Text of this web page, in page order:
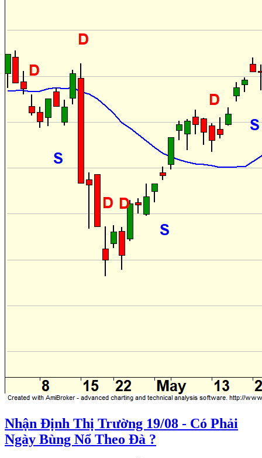
Nhận Định Thị Trường 19/08 - Có Phải
Ngày Bùng Nổ Theo Đà ?